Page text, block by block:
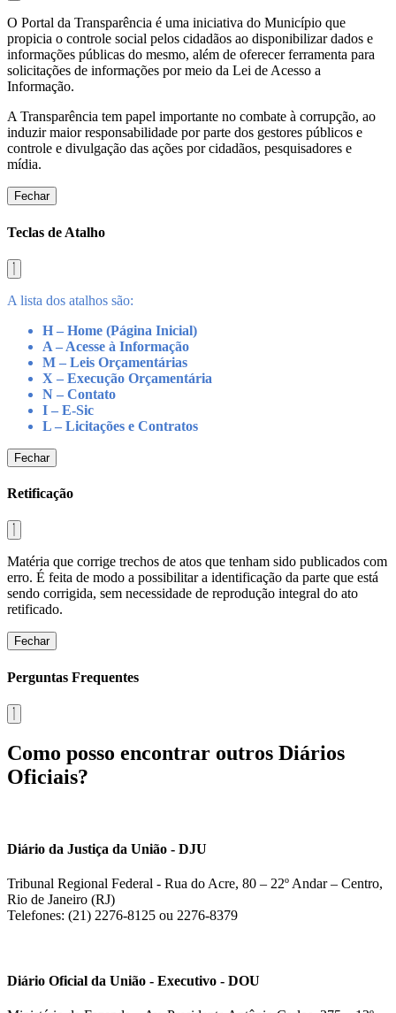
O Portal da Transparência é uma iniciativa do Município que
propicia o controle social pelos cidadãos ao disponibilizar dados e
informações públicas do mesmo, além de oferecer ferramenta para
solicitações de informações por meio da Lei de Acesso a
Informação.
A Transparência tem papel importante no combate à corrupção, ao
induzir maior responsabilidade por parte dos gestores públicos e
controle e divulgação das ações por cidadãos, pesquisadores e
mídia.
Fechar
Teclas de Atalho
A lista dos atalhos são:
H – Home (Página Inicial)
A – Acesse à Informação
M – Leis Orçamentárias
X – Execução Orçamentária
N – Contato
I – E-Sic
L – Licitações e Contratos
Fechar
Retificação
Matéria que corrige trechos de atos que tenham sido publicados com
erro. É feita de modo a possibilitar a identificação da parte que está
sendo corrigida, sem necessidade de reprodução integral do ato
retificado.
Fechar
Perguntas Frequentes
Como posso encontrar outros Diários
Oficiais?
Diário da Justiça da União - DJU
Tribunal Regional Federal - Rua do Acre, 80 – 22º Andar – Centro,
Rio de Janeiro (RJ)
Telefones: (21) 2276-8125 ou 2276-8379
Diário Oficial da União - Executivo - DOU